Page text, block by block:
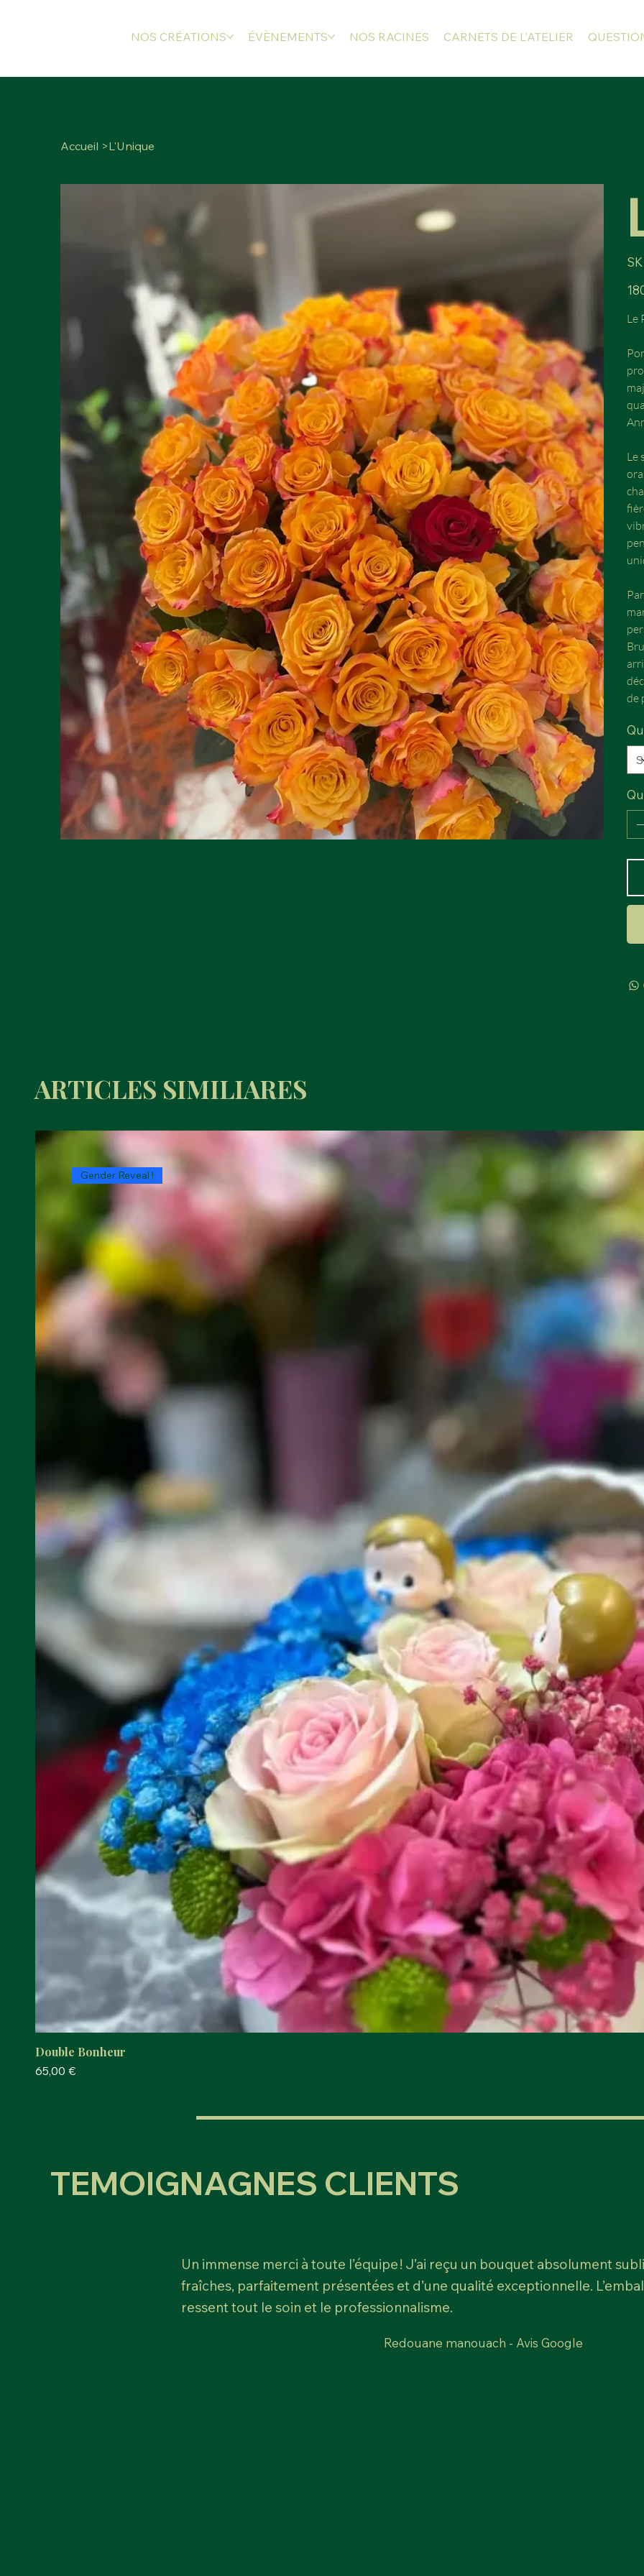
NOS CRÉATIONS ÉVÈNEMENTS NOS RACINES CARNETS DE L'ATELIER
Accueil >L'Unique
Prix
Le
Le
de
ARTICLES SIMILIARES
Gender Reveal !
Double Bonheur
Prix
65,00 €
TEMOIGNAGNES CLIENTS
Un immense merci à toute l’équipe ! J’ai reçu un bouquet absolument
fraîches, parfaitement présentées et d’une qualité exceptionnelle.
ressent tout le soin et le professionnalisme.
Redouane manouach - Avis Google